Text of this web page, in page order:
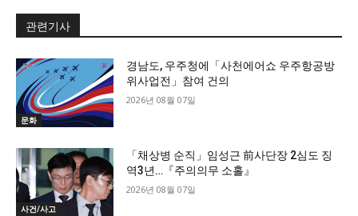
관련기사
문화
경남도, 우주청에「사천에어쇼 우주항공방
위사업전」참여 건의
2026년 08월 07일
사건/사고
「채상병 순직」임성근 前사단장 2심도 징
역3년…『주의의무 소홀』
2026년 08월 07일